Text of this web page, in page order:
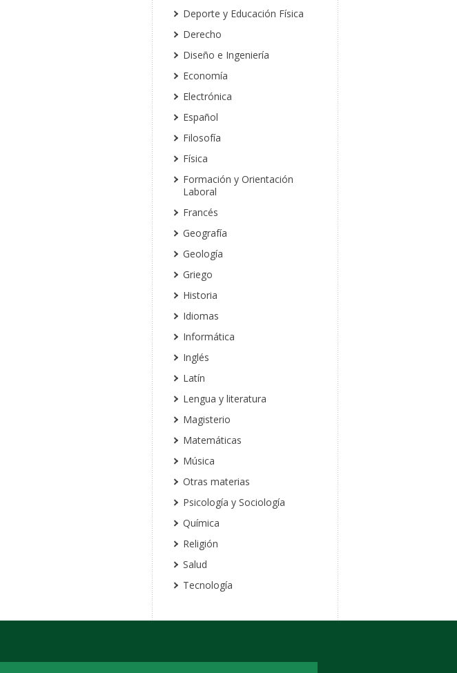
Deporte y Educación Física
Derecho
Diseño e Ingeniería
Economía
Electrónica
Español
Filosofía
Física
Formación y Orientación
Laboral
Francés
Geografía
Geología
Griego
Historia
Idiomas
Informática
Inglés
Latín
Lengua y literatura
Magisterio
Matemáticas
Música
Otras materias
Psicología y Sociología
Química
Religión
Salud
Tecnología